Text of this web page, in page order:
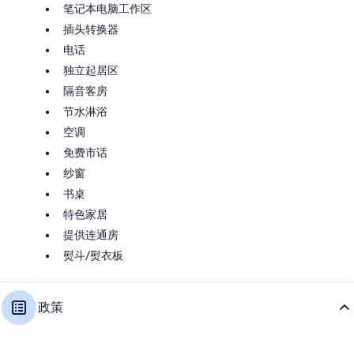
笔记本电脑工作区
插头转换器
电话
独立起居区
隔音客房
节水淋浴
空调
免费市话
纱窗
书桌
特色家居
提供连通房
熨斗/熨衣板
政策